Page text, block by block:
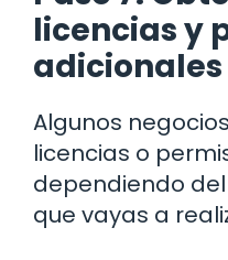
licencias y
adicionales
Algunos
licencias o
dependiendo
que vayas a